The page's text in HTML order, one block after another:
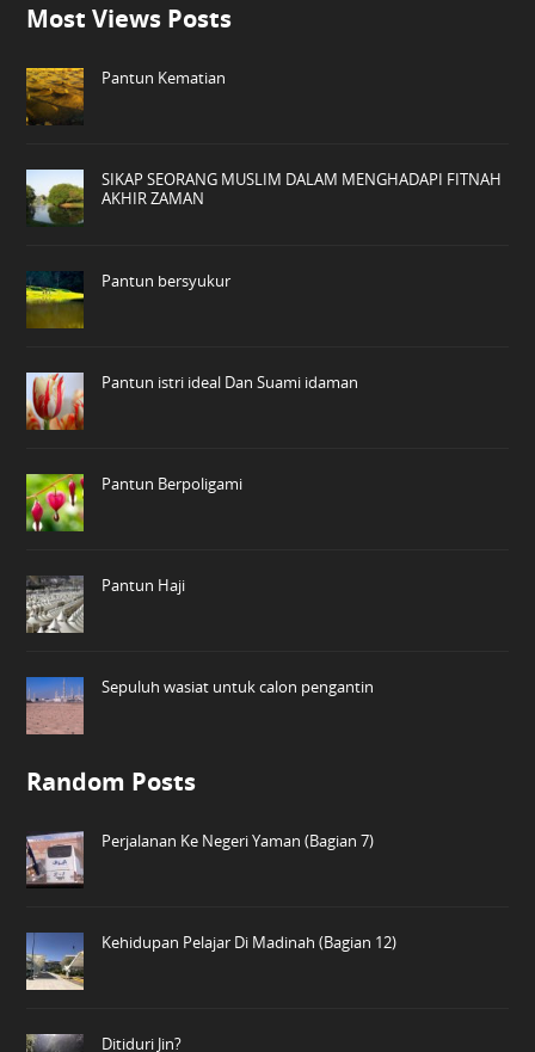
Most Views Posts
Pantun Kematian
SIKAP SEORANG MUSLIM DALAM MENGHADAPI FITNAH
AKHIR ZAMAN
Pantun bersyukur
Pantun istri ideal Dan Suami idaman
Pantun Berpoligami
Pantun Haji
Sepuluh wasiat untuk calon pengantin
Random Posts
Perjalanan Ke Negeri Yaman (Bagian 7)
Kehidupan Pelajar Di Madinah (Bagian 12)
Ditiduri Jin?